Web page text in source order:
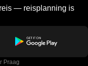
— reisplanning is
Praag